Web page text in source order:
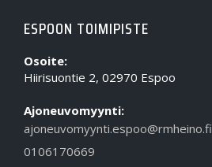
ESPOON TOIMIPISTE
Osoite:
Hiirisuontie 2, 02970 Espoo
Ajoneuvomyynti:
ajoneuvomyynti.espoo@rmheino.fi
0106170669